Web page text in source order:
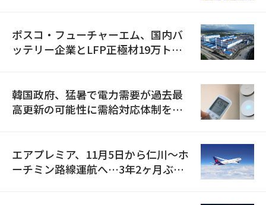
ポスコ・フューチャーエム、国内バ
ッテリー企業とLFP正極材19万トン
韓国政府、猛暑で電力需要が過去最
高更新の可能性に需給対応体制を点
エアプレミア、11月5日から仁川〜ホ
ーチミン路線運航へ…3年2ヶ月ぶり